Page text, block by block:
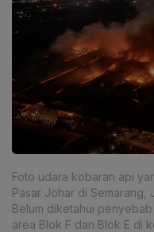
Foto udara kobaran api
Pasar Johar di Semarang,
Belum diketahui
area Blok F dan Blok E di